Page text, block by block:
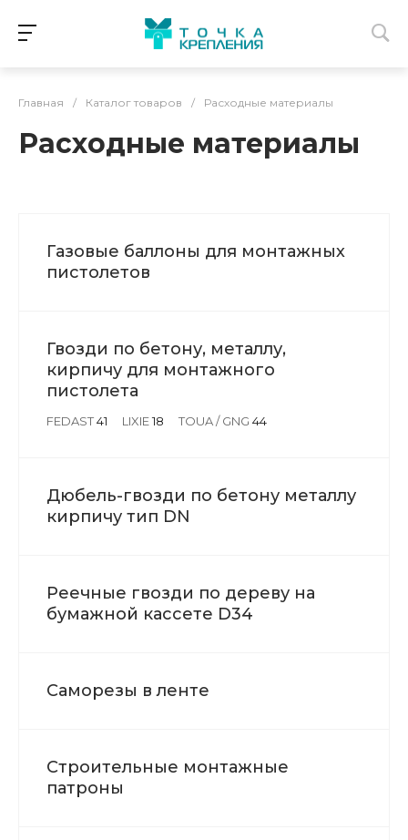
Главная / Каталог товаров / Расходные материалы
Расходные материалы
Газовые баллоны для монтажных
пистолетов
Гвозди по бетону, металлу,
кирпичу для монтажного
пистолета
FEDAST41 LIXIE18 TOUA / GNG 44
Дюбель-гвозди по бетону металлу
кирпичу тип DN
Реечные гвозди по дереву на
бумажной кассете D34
Саморезы в ленте
Строительные монтажные
патроны